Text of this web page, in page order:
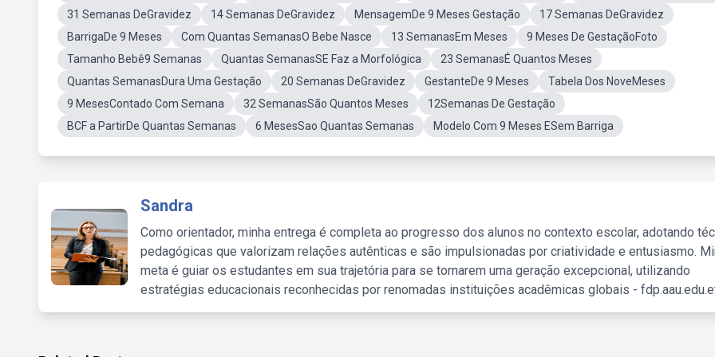
31 Semanas DeGravidez
14 Semanas DeGravidez MensagemDe 9 Meses Gestação
17 Semanas DeGravidez
BarrigaDe 9 Meses
Com Quantas SemanasO Bebe Nasce 13 SemanasEm Meses
9 Meses De GestaçãoFoto
Tamanho Bebê9 Semanas
Quantas SemanasSE Faz a Morfológica
23 SemanasÉ Quantos Meses
Quantas SemanasDura Uma Gestação
20 Semanas DeGravidez GestanteDe 9 Meses
Tabela Dos NoveMeses
9 MesesContado Com Semana
32 SemanasSão Quantos Meses
12Semanas De Gestação
BCF a PartirDe Quantas Semanas
6 MesesSao Quantas Semanas Modelo Com 9 Meses ESem Barriga
Sandra
Como orientador, minha entrega é completa ao progresso dos alunos no contexto escolar, adotando
pedagógicas que valorizam relações autênticas e são impulsionadas por criatividade e entusiasmo.
meta é guiar os estudantes em sua trajetória para se tornarem uma geração excepcional, utilizando
estratégias educacionais reconhecidas por renomadas instituições acadêmicas globais -